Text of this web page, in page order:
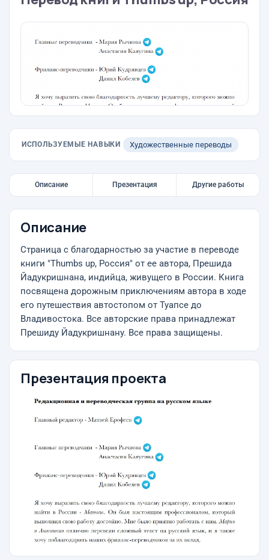
ИСПОЛЬЗУЕМЫЕ НАВЫКИ Художественные переводы
Описание Презентация Другие работы
Описание
Страница с благодарностью за участие в переводе
книги "Thumbs up, Россия" от ее автора, Прешида
Йадукришнана, индийца, живущего в России. Книга
посвящена дорожным приключениям автора в ходе
его путешествия автостопом от Туапсе до
Владивостока. Все авторские права принадлежат
Прешиду Йадукришнану. Все права защищены.
Презентация проекта